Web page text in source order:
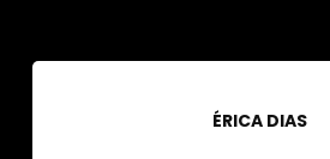
ÉRICA DIAS